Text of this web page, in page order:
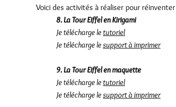
Voici des activités à réaliser pour réinventer
8. La Tour Eiffel en Kirigami
Je télécharge letutoriel
Je télécharge lesupport à imprimer
9. La Tour Eiffel en maquette
Je télécharge letutoriel
Je télécharge lesupport à imprimer